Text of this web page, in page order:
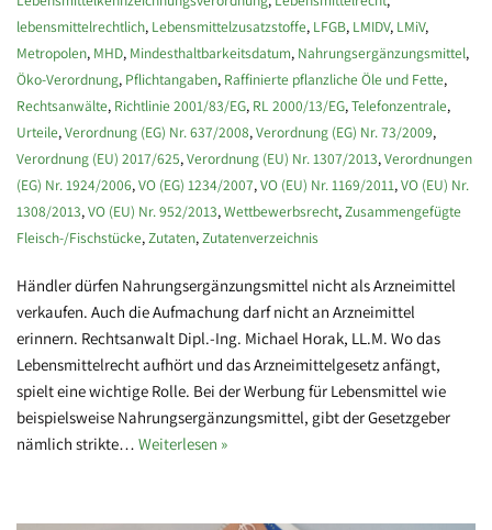
lebensmittelrechtlich, Lebensmittelzusatzstoffe, LFGB, LMIDV, LMiV,
Metropolen, MHD, Mindesthaltbarkeitsdatum, Nahrungsergänzungsmittel,
Öko-Verordnung, Pflichtangaben, Raffinierte pflanzliche Öle und Fette,
Rechtsanwälte, Richtlinie 2001/83/EG, RL 2000/13/EG,Telefonzentrale,
Urteile,Verordnung (EG) Nr. 637/2008,Verordnung (EG) Nr. 73/2009,
Verordnung (EU) 2017/625,Verordnung (EU) Nr. 1307/2013,Verordnungen
(EG) Nr. 1924/2006,VO (EG) 1234/2007,VO (EU) Nr. 1169/2011,VO (EU) Nr.
1308/2013,VO (EU) Nr. 952/2013,Wettbewerbsrecht,Zusammengefügte
Fleisch-/Fischstücke,Zutaten,Zutatenverzeichnis
Händler dürfen Nahrungsergänzungsmittel nicht als Arzneimittel
verkaufen. Auch die Aufmachung darf nicht an Arzneimittel
erinnern. Rechtsanwalt Dipl.-Ing. Michael Horak, LL.M. Wo das
Lebensmittelrecht aufhört und das Arzneimittelgesetz anfängt,
spielt eine wichtige Rolle. Bei der Werbung für Lebensmittel wie
beispielsweise Nahrungsergänzungsmittel, gibt der Gesetzgeber
nämlich strikte… Weiterlesen »